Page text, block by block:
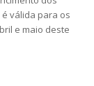
válida para os
e maio deste